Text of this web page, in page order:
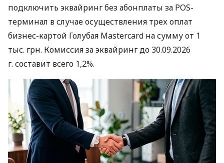
подключить эквайринг без абонплаты за POS-
терминал в случае осуществления трех оплат
бизнес-картой Голубая Mastercard на сумму от 1
тыс. грн. Комиссия за эквайринг до 30.09.2026
г. составит всего 1,2%.